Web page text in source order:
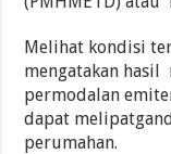
Melihat kondisi
mengatakan
permodalan
dapat
perumahan.